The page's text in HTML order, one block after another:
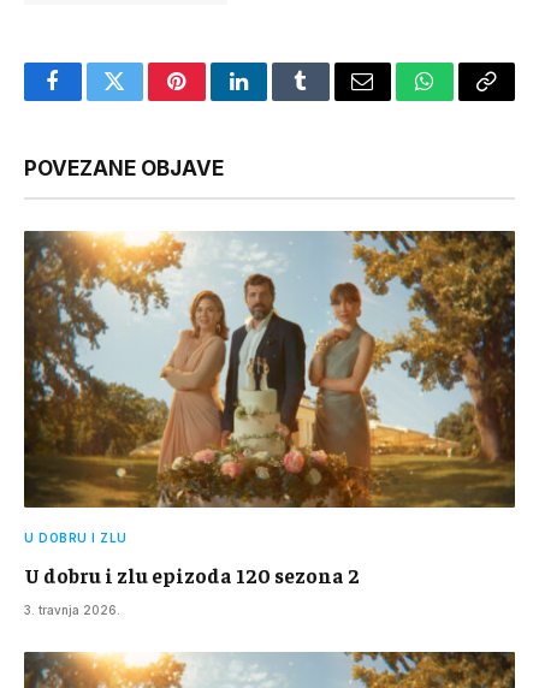
FacebookTwitterPinterestLinkedInTumblrEmail WhatsApp
Copy
POVEZANE OBJAVE
U DOBRU I ZLU
U dobru i zlu epizoda 120 sezona 2
3. travnja 2026.